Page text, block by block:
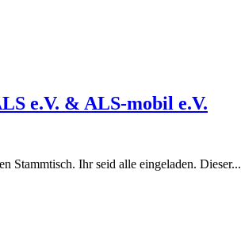
e.V. & ALS-mobil e.V.
Stammtisch. Ihr seid alle eingeladen. Dieser...